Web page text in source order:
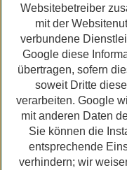
Websitebetreiber
mit der
verbundene
Google diese
übertragen, sofern
soweit Dritte
verarbeiten. Google
mit anderen Daten
Sie können die
entsprechende
verhindern; wir